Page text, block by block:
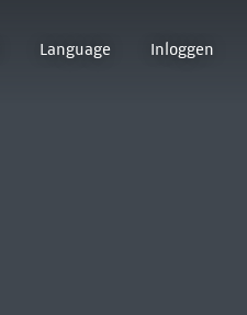
Language Inloggen